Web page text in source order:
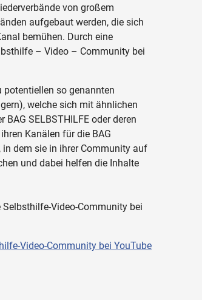
von großem
aufgebaut werden, die sich
bemühen. Durch eine
– Video – Community bei
potentiellen so genannten
welche sich mit ähnlichen
SELBSTHILFE oder deren
Kanälen für die BAG
in dem sie in ihrer Community auf
und dabei helfen die Inhalte
Video-Community bei
Video-Community bei YouTube